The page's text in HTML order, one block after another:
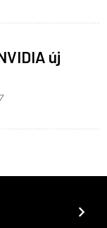
új
chevron_right